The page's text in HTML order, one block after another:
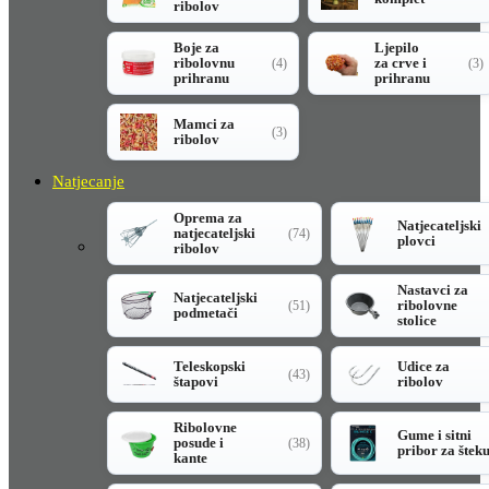
ribolov
Boje za
ribolovnu
prihranu
(4)
Ljepilo
za crve i
prihranu
(3)
Mamci za
ribolov
(3)
Natjecanje
Oprema za
natjecateljski
ribolov
(74)
Natjecateljski
plovci
Natjecateljski
podmetači
(51)
Nastavci za
ribolovne
stolice
Teleskopski
štapovi
(43)
Udice za
ribolov
Ribolovne
posude i
kante
(38)
Gume i sitni
pribor za šteku